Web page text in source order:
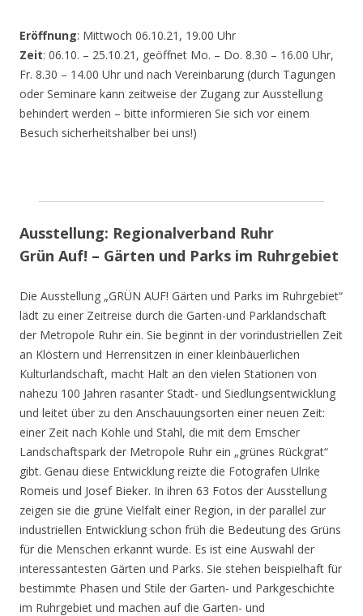
Eröffnung: Mittwoch 06.10.21, 19.00 Uhr
Zeit: 06.10. – 25.10.21, geöffnet Mo. – Do. 8.30 – 16.00 Uhr,
Fr. 8.30 – 14.00 Uhr und nach Vereinbarung (durch Tagungen
oder Seminare kann zeitweise der Zugang zur Ausstellung
behindert werden – bitte informieren Sie sich vor einem
Besuch sicherheitshalber bei uns!)
Ausstellung: Regionalverband Ruhr
Grün Auf! – Gärten und Parks im Ruhrgebiet
Die Ausstellung „GRÜN AUF! Gärten und Parks im Ruhrgebiet“
lädt zu einer Zeitreise durch die Garten-und Parklandschaft
der Metropole Ruhr ein. Sie beginnt in der vorindustriellen Zeit
an Klöstern und Herrensitzen in einer kleinbäuerlichen
Kulturlandschaft, macht Halt an den vielen Stationen von
nahezu 100 Jahren rasanter Stadt- und Siedlungsentwicklung
und leitet über zu den Anschauungsorten einer neuen Zeit:
einer Zeit nach Kohle und Stahl, die mit dem Emscher
Landschaftspark der Metropole Ruhr ein „grünes Rückgrat“
gibt. Genau diese Entwicklung reizte die Fotografen Ulrike
Romeis und Josef Bieker. In ihren 63 Fotos der Ausstellung
zeigen sie die grüne Vielfalt einer Region, in der parallel zur
industriellen Entwicklung schon früh die Bedeutung des Grüns
für die Menschen erkannt wurde. Es ist eine Auswahl der
interessantesten Gärten und Parks. Sie stehen beispielhaft für
bestimmte Phasen und Stile der Garten- und Parkgeschichte
im Ruhrgebiet und machen auf die Garten- und